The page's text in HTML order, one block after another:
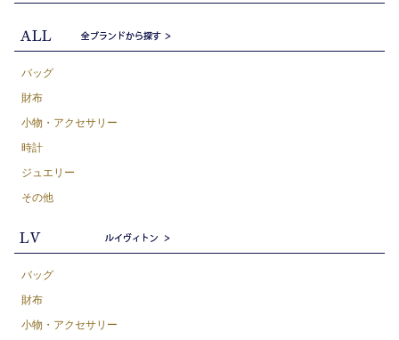
バッグ
財布
小物・アクセサリー
時計
ジュエリー
その他
バッグ
財布
小物・アクセサリー